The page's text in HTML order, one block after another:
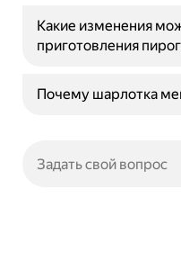
Какие изменения
приготовления
Почему шарлотка